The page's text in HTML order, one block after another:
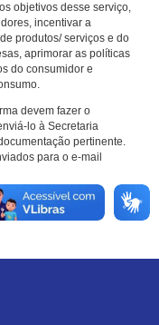
objetivos desse serviço,
incentivar a
produtos/ serviços e do
aprimorar as políticas
do consumidor e
devem fazer o
lo à Secretaria
pertinente.
para o e-mail